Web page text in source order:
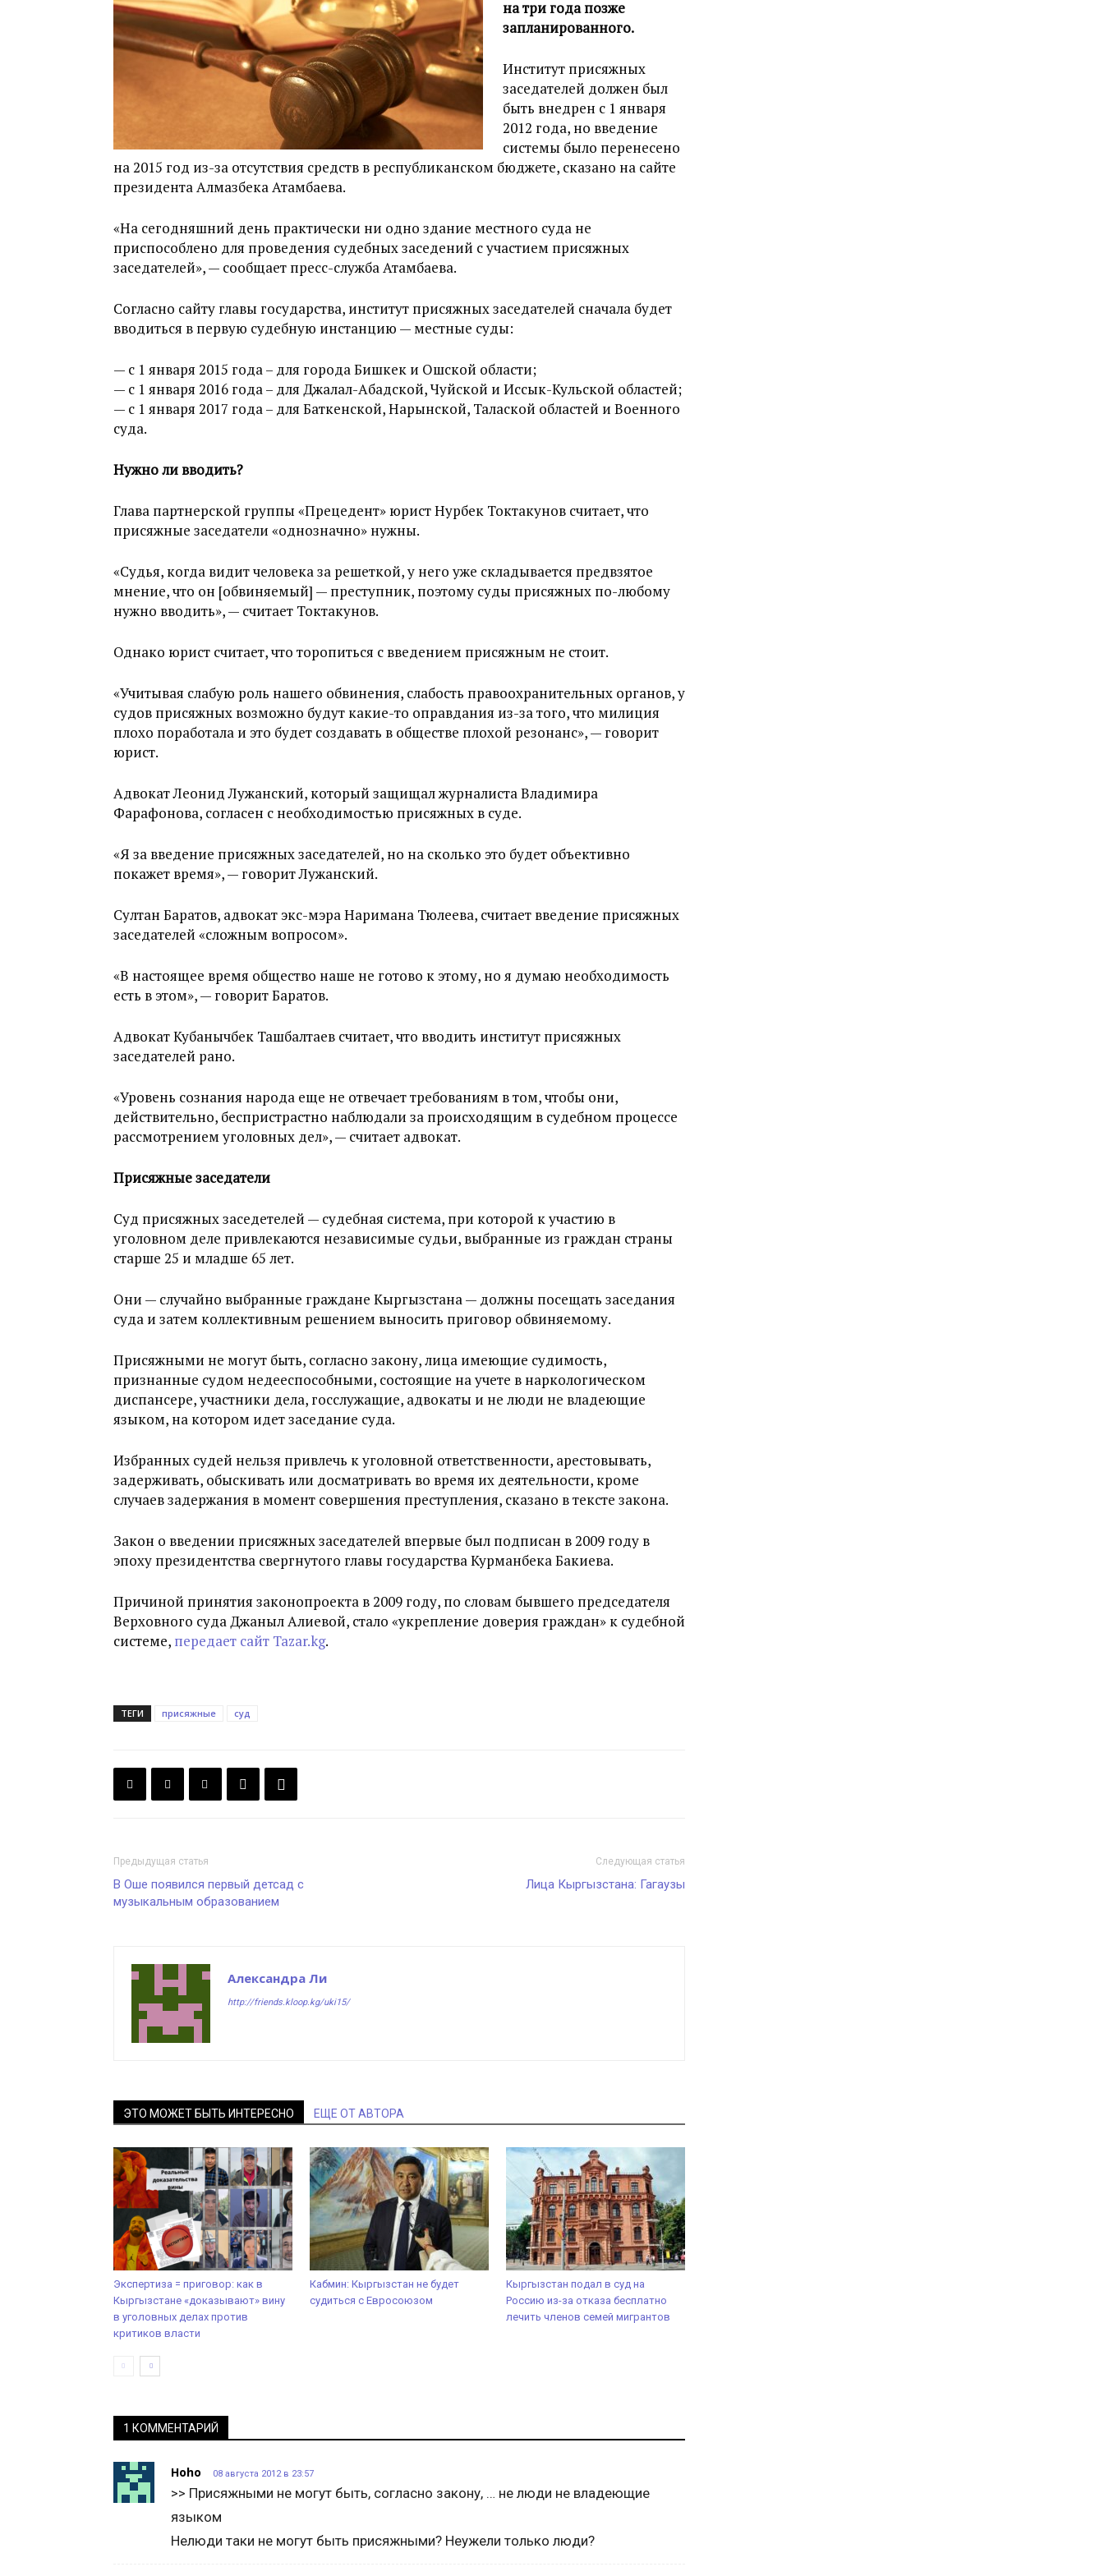
на три года позже
запланированного.
Институт присяжных
заседателей должен был
быть внедрен с 1 января
2012 года, но введение
системы было перенесено
на 2015 год из-за отсутствия средств в республиканском бюджете, сказано на сайте
президента Алмазбека Атамбаева.
«На сегодняшний день практически ни одно здание местного суда не
приспособлено для проведения судебных заседений с участием присяжных
заседателей», — сообщает пресс-служба Атамбаева.
Согласно сайту главы государства, институт присяжных заседателей сначала будет
вводиться в первую судебную инстанцию — местные суды:
— с 1 января 2015 года – для города Бишкек и Ошской области;
— с 1 января 2016 года – для Джалал-Абадской, Чуйской и Иссык-Кульской областей;
— с 1 января 2017 года – для Баткенской, Нарынской, Талаской областей и Военного
суда.
Нужно ли вводить?
Глава партнерской группы «Прецедент» юрист Нурбек Токтакунов считает, что
присяжные заседатели «однозначно» нужны.
«Судья, когда видит человека за решеткой, у него уже складывается предвзятое
мнение, что он [обвиняемый] — преступник, поэтому суды присяжных по-любому
нужно вводить», — считает Токтакунов.
Однако юрист считает, что торопиться с введением присяжным не стоит.
«Учитывая слабую роль нашего обвинения, слабость правоохранительных органов, у
судов присяжных возможно будут какие-то оправдания из-за того, что милиция
плохо поработала и это будет создавать в обществе плохой резонанс», — говорит
юрист.
Адвокат Леонид Лужанский, который защищал журналиста Владимира
Фарафонова, согласен с необходимостью присяжных в суде.
«Я за введение присяжных заседателей, но на сколько это будет объективно
покажет время», — говорит Лужанский.
Султан Баратов, адвокат экс-мэра Наримана Тюлеева, считает введение присяжных
заседателей «сложным вопросом».
«В настоящее время общество наше не готово к этому, но я думаю необходимость
есть в этом», — говорит Баратов.
Адвокат Кубанычбек Ташбалтаев считает, что вводить институт присяжных
заседателей рано.
«Уровень сознания народа еще не отвечает требованиям в том, чтобы они,
действительно, беспристрастно наблюдали за происходящим в судебном процессе
рассмотрением уголовных дел», — считает адвокат.
Присяжные заседатели
Суд присяжных заседетелей — судебная система, при которой к участию в
уголовном деле привлекаются независимые судьи, выбранные из граждан страны
старше 25 и младше 65 лет.
Они — случайно выбранные граждане Кыргызстана — должны посещать заседания
суда и затем коллективным решением выносить приговор обвиняемому.
Присяжными не могут быть, согласно закону, лица имеющие судимость,
признанные судом недееспособными, состоящие на учете в наркологическом
диспансере, участники дела, госслужащие, адвокаты и не люди не владеющие
языком, на котором идет заседание суда.
Избранных судей нельзя привлечь к уголовной ответственности, арестовывать,
задерживать, обыскивать или досматривать во время их деятельности, кроме
случаев задержания в момент совершения преступления, сказано в тексте закона.
Закон о введении присяжных заседателей впервые был подписан в 2009 году в
эпоху президентства свергнутого главы государства Курманбека Бакиева.
Причиной принятия законопроекта в 2009 году, по словам бывшего председателя
Верховного суда Джаныл Алиевой, стало «укрепление доверия граждан» к судебной
системе, передает сайт Tazar.kg.
ТЕГИ присяжные суд
Предыдущая статья
В Оше появился первый детсад с
музыкальным образованием
Следующая статья
Лица Кыргызстана: Гагаузы
Александра Ли
http://friends.kloop.kg/uki15/
ЭТО МОЖЕТ БЫТЬ ИНТЕРЕСНО ЕЩЕ ОТ АВТОРА
Экспертиза = приговор: как в
Кыргызстане «доказывают» вину
в уголовных делах против
критиков власти
Кабмин: Кыргызстан не будет
судиться с Евросоюзом
Кыргызстан подал в суд на
Россию из-за отказа бесплатно
лечить членов семей мигрантов
1 КОММЕНТАРИЙ
Hoho 08 августа 2012 в 23:57
>> Присяжными не могут быть, согласно закону, … не люди не владеющие
языком
Нелюди таки не могут быть присяжными? Неужели только люди?